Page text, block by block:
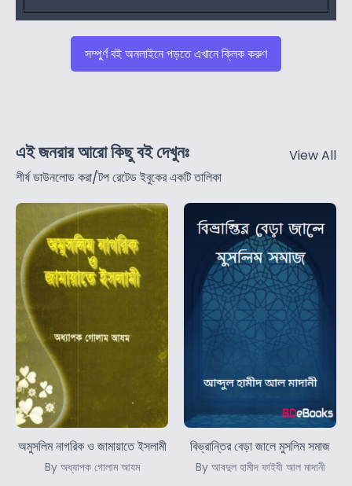
সম্পুর্ণ বই অনলাইনে পড়তে এখানে ক্লিক করুণ
এই জনরার আরো কিছু বই দেখুনঃ
শীর্ষ ডাউনলোড করা/টপ রেটেড ইবুকের একটি তালিকা
View All
অমুসলিম নাগরিক ও জামায়াতে ইসলামী
By অধ্যাপক গোলাম আযম
বিভ্রান্তির বেড়া জালে মুসলিম সমাজ
By আবদুল হামীদ ফাইযী আল মাদানী